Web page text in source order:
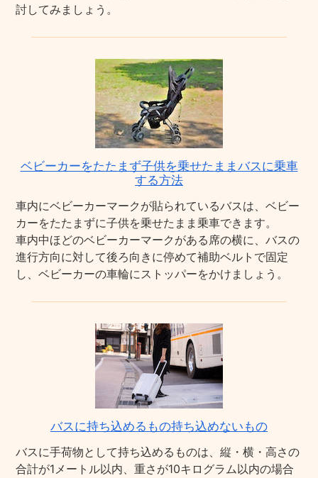
討してみましょう。
ベビーカーをたたまず子供を乗せたままバスに乗車
する方法
車内にベビーカーマークが貼られているバスは、ベビー
カーをたたまずに子供を乗せたまま乗車できます。
車内中ほどのベビーカーマークがある席の横に、バスの
進行方向に対して後ろ向きに停めて補助ベルトで固定
し、ベビーカーの車輪にストッパーをかけましょう。
バスに持ち込めるもの持ち込めないもの
バスに手荷物として持ち込めるものは、縦・横・高さの
合計が1メートル以内、重さが10キログラム以内の場合